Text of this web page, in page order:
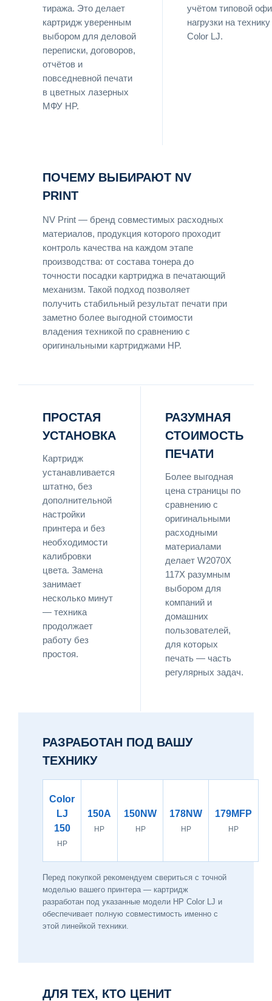
тиража. Это делает
картридж уверенным
выбором для деловой
переписки, договоров,
отчётов и
повседневной печати
в цветных лазерных
МФУ HP.
учётом типовой
нагрузки на
Color LJ.
ПОЧЕМУ ВЫБИРАЮТ NV
PRINT
NV Print — бренд совместимых расходных
материалов, продукция которого проходит
контроль качества на каждом этапе
производства: от состава тонера до
точности посадки картриджа в печатающий
механизм. Такой подход позволяет
получить стабильный результат печати при
заметно более выгодной стоимости
владения техникой по сравнению с
оригинальными картриджами HP.
ПРОСТАЯ
УСТАНОВКА
Картридж
устанавливается
штатно, без
дополнительной
настройки
принтера и без
необходимости
калибровки
цвета. Замена
занимает
несколько минут
— техника
продолжает
работу без
простоя.
РАЗУМНАЯ
СТОИМОСТЬ
ПЕЧАТИ
Более выгодная
цена страницы по
сравнению с
оригинальными
расходными
материалами
делает W2070X
117X разумным
выбором для
компаний и
домашних
пользователей,
для которых
печать — часть
регулярных задач.
РАЗРАБОТАН ПОД ВАШУ
ТЕХНИКУ
Color
LJ
150
HP
150A
HP
150NW
HP
178NW
HP
179MFP
HP
Перед покупкой рекомендуем свериться с точной
моделью вашего принтера — картридж
разработан под указанные модели HP Color LJ и
обеспечивает полную совместимость именно с
этой линейкой техники.
ДЛЯ ТЕХ, КТО ЦЕНИТ